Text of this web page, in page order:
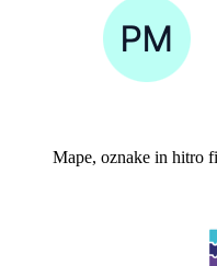
Mape, oznake in hitro